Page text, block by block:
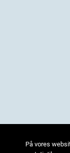
På vores